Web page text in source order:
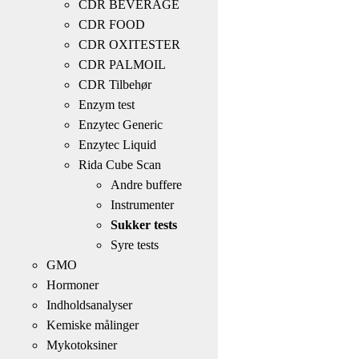
CDR BEVERAGE
CDR FOOD
CDR OXITESTER
CDR PALMOIL
CDR Tilbehør
Enzym test
Enzytec Generic
Enzytec Liquid
Rida Cube Scan
Andre buffere
Instrumenter
Sukker tests
Syre tests
GMO
Hormoner
Indholdsanalyser
Kemiske målinger
Mykotoksiner